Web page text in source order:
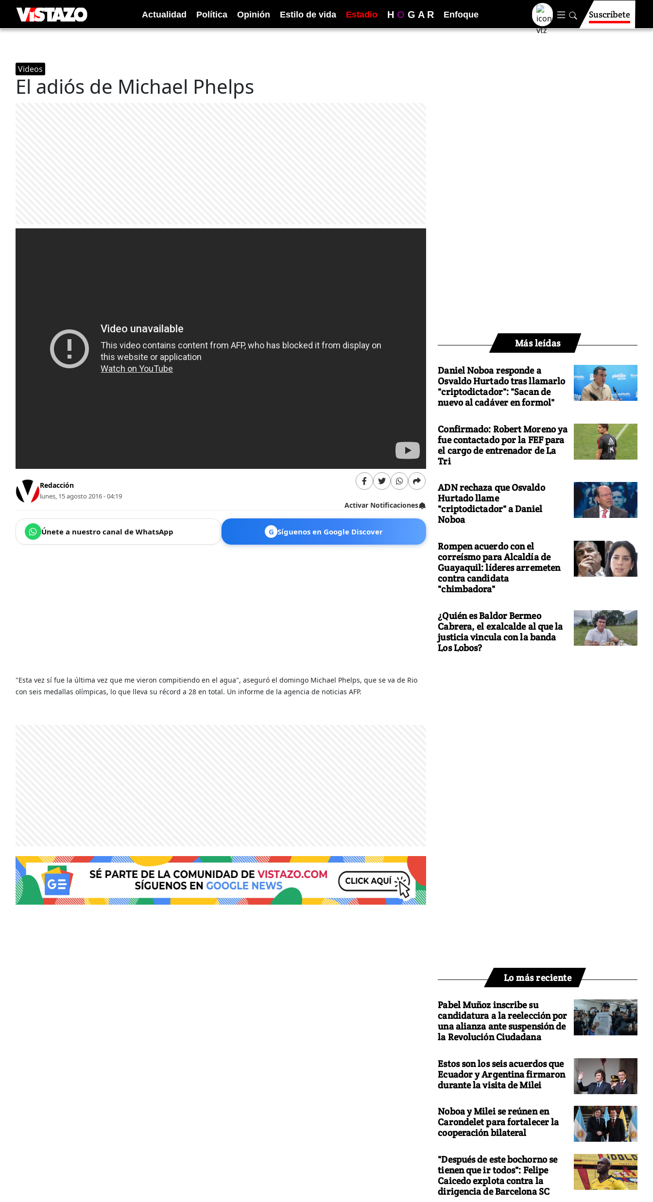
Actualidad Política Opinión Estilo de vida Estadio H O G A R Enfoque Suscríbete
Videos
El adiós de Michael Phelps
Redacción
lunes, 15 agosto 2016 - 04:19
Activar Notificaciones
Únete a nuestro canal de WhatsApp G Síguenos en Google Discover
"Esta vez sí fue la última vez que me vieron compitiendo en el agua", aseguró el domingo Michael Phelps, que se va de Rio
con seis medallas olímpicas, lo que lleva su récord a 28 en total. Un informe de la agencia de noticias AFP.
Más leídas
Daniel Noboa responde a
Osvaldo Hurtado tras llamarlo
"criptodictador": "Sacan de
nuevo al cadáver en formol"
Confirmado: Robert Moreno ya
fue contactado por la FEF para
el cargo de entrenador de La
Tri
ADN rechaza que Osvaldo
Hurtado llame
"criptodictador" a Daniel
Noboa
Rompen acuerdo con el
correísmo para Alcaldía de
Guayaquil: líderes arremeten
contra candidata
"chimbadora"
¿Quién es Baldor Bermeo
Cabrera, el exalcalde al que la
justicia vincula con la banda
Los Lobos?
Lo más reciente
Pabel Muñoz inscribe su
candidatura a la reelección por
una alianza ante suspensión de
la Revolución Ciudadana
Estos son los seis acuerdos que
Ecuador y Argentina firmaron
durante la visita de Milei
Noboa y Milei se reúnen en
Carondelet para fortalecer la
cooperación bilateral
"Después de este bochorno se
tienen que ir todos": Felipe
Caicedo explota contra la
dirigencia de Barcelona SC